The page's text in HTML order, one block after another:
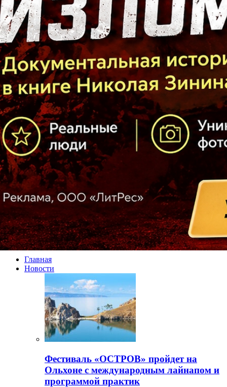
Главная
Новости
Фестиваль «ОСТРОВ» пройдет на
Ольхоне с международным лайнапом и
программой практик